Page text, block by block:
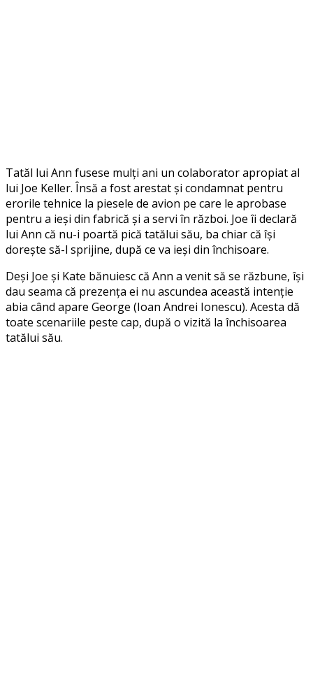
Tatăl lui Ann fusese mulți ani un colaborator apropiat al
lui Joe Keller. Însă a fost arestat și condamnat pentru
erorile tehnice la piesele de avion pe care le aprobase
pentru a ieși din fabrică și a servi în război. Joe îi declară
lui Ann că nu-i poartă pică tatălui său, ba chiar că își
dorește să-l sprijine, după ce va ieși din închisoare.
Deși Joe și Kate bănuiesc că Ann a venit să se răzbune, își
dau seama că prezența ei nu ascundea această intenție
abia când apare George (Ioan Andrei Ionescu). Acesta dă
toate scenariile peste cap, după o vizită la închisoarea
tatălui său.